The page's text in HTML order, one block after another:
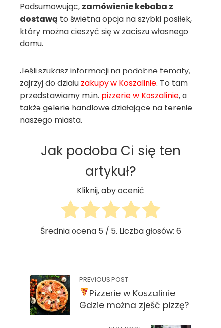
Podsumowując, zamówienie kebaba z
dostawą to świetna opcja na szybki posiłek,
który można cieszyć się w zaciszu własnego
domu.
Jeśli szukasz informacji na podobne tematy,
zajrzyj do działu zakupy w Koszalinie. To tam
przedstawiamy m.in. pizzerie w Koszalinie, a
także gelerie handlowe działające na terenie
naszego miasta.
Jak podoba Ci się ten
artykuł?
Kliknij, aby ocenić
Średnia ocena 5 / 5. Liczba głosów: 6
PREVIOUS POST
Pizzerie w Koszalinie
Gdzie można zjeść pizzę?